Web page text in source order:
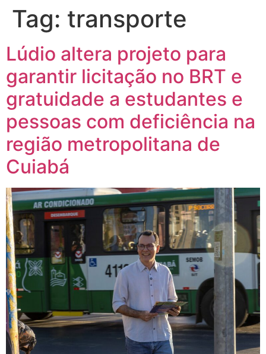
Tag: transporte
Lúdio altera projeto para
garantir licitação no BRT e
gratuidade a estudantes e
pessoas com deficiência na
região metropolitana de
Cuiabá